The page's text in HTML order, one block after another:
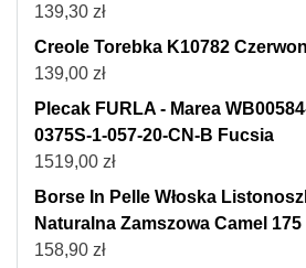
139,30 zł
Creole Torebka K10782
139,00 zł
Plecak FURLA - Marea
0375S-1-057-20-CN-B Fucsia
1519,00 zł
Borse In Pelle Włoska
Naturalna Zamszowa Camel 175
158,90 zł